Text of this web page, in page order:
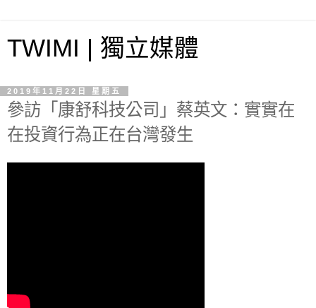
TWIMI | 獨立媒體
2019年11月22日 星期五
參訪「康舒科技公司」蔡英文：實實在
在投資行為正在台灣發生